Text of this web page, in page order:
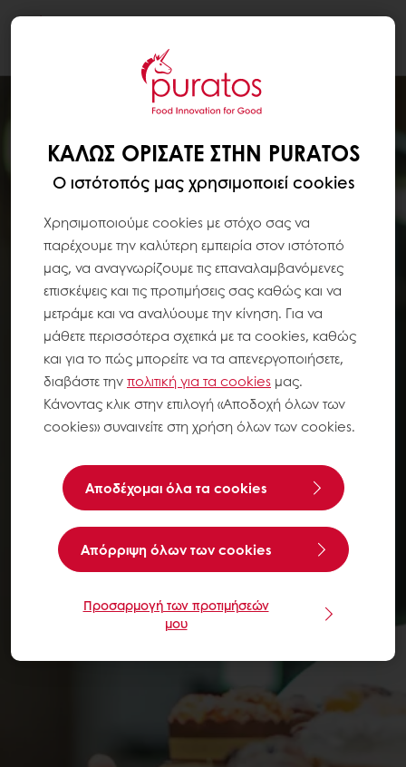
ΚΑΛΏΣ ΟΡΊΣΑΤΕ ΣΤΗΝ PURATOS
Ο ιστότοπός μας χρησιμοποιεί cookies
Χρησιμοποιούμε cookies με στόχο σας να
παρέχουμε την καλύτερη εμπειρία στον ιστότοπό
μας, να αναγνωρίζουμε τις επαναλαμβανόμενες
επισκέψεις και τις προτιμήσεις σας καθώς και να
μετράμε και να αναλύουμε την κίνηση. Για να
μάθετε περισσότερα σχετικά με τα cookies, καθώς
και για το πώς μπορείτε να τα απενεργοποιήσετε,
διαβάστε τηνπολιτική για τα cookies μας.
Κάνοντας κλικ στην επιλογή «Αποδοχή όλων των
cookies» συναινείτε στη χρήση όλων των cookies.
Αποδέχομαι όλα τα cookies
Aπόρριψη όλων των cookies
Προσαρμογή των προτιμήσεών
μου